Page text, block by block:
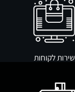
שירות לקוחות